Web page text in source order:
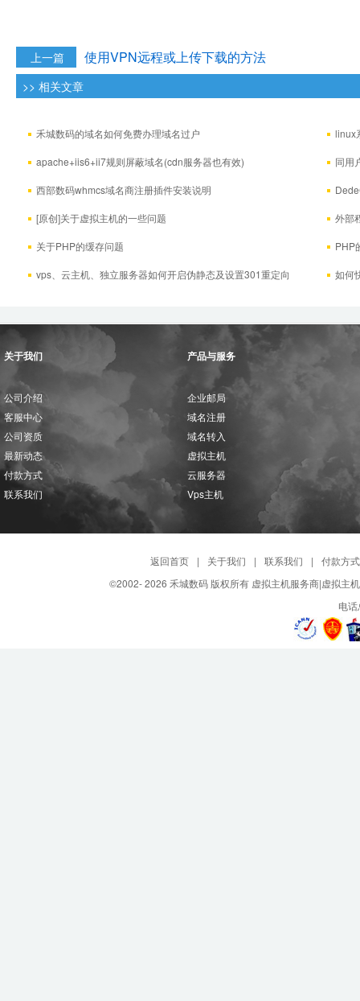
上一篇 使用VPN远程或上传下载的方法
>> 相关文章
禾城数码的域名如何免费办理域名过户 linux
apache+iis6+ii7规则屏蔽域名(cdn服务器也有效) 同用
西部数码whmcs域名商注册插件安装说明
的检查
[原创]关于虚拟主机的一些问题 外部
关于PHP的缓存问题 PHP
vps、云主机、独立服务器如何开启伪静态及设置301重定向 如何
关于我们
公司介绍
客服中心
公司资质
最新动态
付款方式
联系我们
产品与服务
企业邮局
域名注册
域名转入
虚拟主机
云服务器
Vps主机
返回首页 | 关于我们 | 联系我们 |
付款方式
©2002-2026 禾城数码 版权所有 虚拟主机服务商|虚拟主
电